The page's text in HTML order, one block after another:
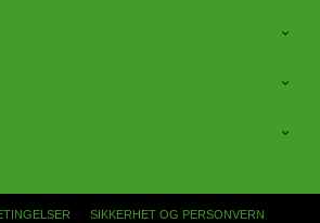
SIKKERHET OG PERSONVERN